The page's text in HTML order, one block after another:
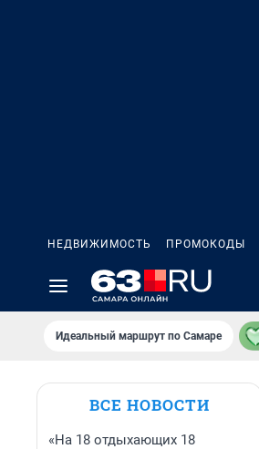
НЕДВИЖИМОСТЬ ПРОМОКОДЫ
Идеальный маршрут по Самаре
ВСЕ НОВОСТИ
«На 18 отдыхающих 18